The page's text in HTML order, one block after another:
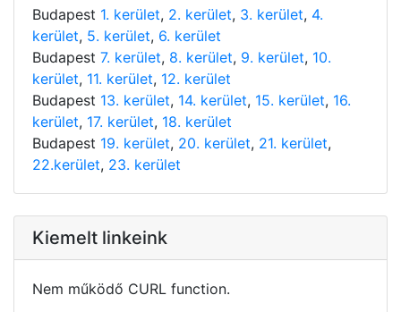
Budapest 1. kerület, 2. kerület, 3. kerület, 4.
kerület, 5. kerület, 6. kerület
Budapest 7. kerület, 8. kerület, 9. kerület, 10.
kerület, 11. kerület, 12. kerület
Budapest 13. kerület, 14. kerület, 15. kerület, 16.
kerület, 17. kerület, 18. kerület
Budapest 19. kerület, 20. kerület, 21. kerület,
22.kerület, 23. kerület
Kiemelt linkeink
Nem működő CURL function.